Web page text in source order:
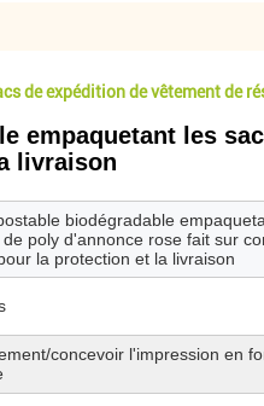
de expédition de vêtement de
empaquetant les
livraison
biodégradable
poly d'annonce rose fait sur
la protection et la livraison
concevoir l'impression en